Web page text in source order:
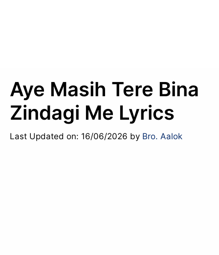
Aye Masih Tere Bina
Zindagi Me Lyrics
Last Updated on: 16/06/2026 by Bro. Aalok